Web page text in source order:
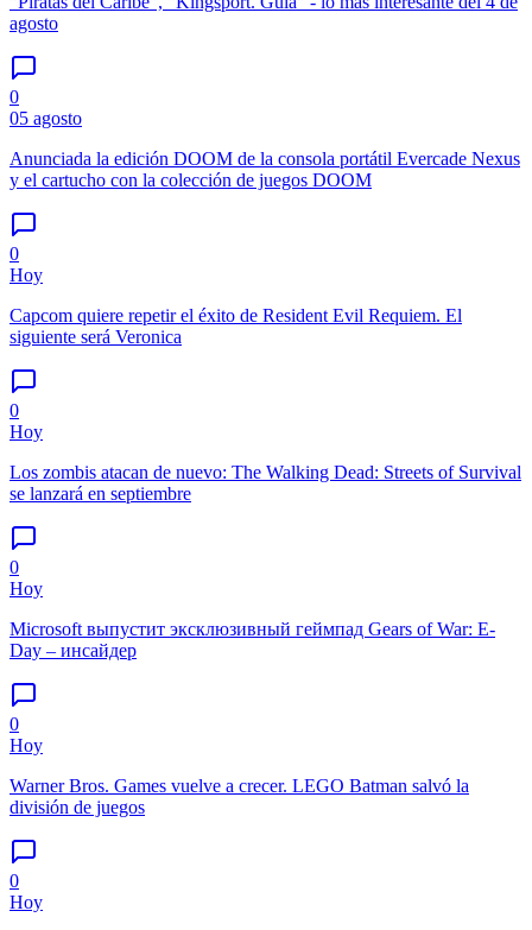
agosto
0
05 agosto
Anunciada la edición DOOM de la consola portátil Evercade Nexus
y el cartucho con la colección de juegos DOOM
0
Hoy
Capcom quiere repetir el éxito de Resident Evil Requiem. El
siguiente será Veronica
0
Hoy
Los zombis atacan de nuevo: The Walking Dead: Streets of Survival
se lanzará en septiembre
0
Hoy
Microsoft выпустит эксклюзивный геймпад Gears of War: E-
Day – инсайдер
0
Hoy
Warner Bros. Games vuelve a crecer. LEGO Batman salvó la
división de juegos
0
Hoy